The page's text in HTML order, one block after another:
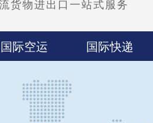
货物进出口一站式服务
国际空运 国际快递